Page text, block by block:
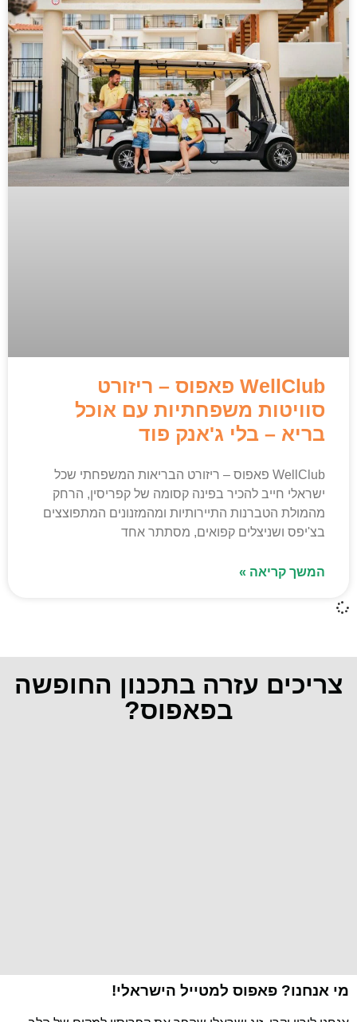
WellClub פאפוס – ריזורט
סוויטות משפחתיות עם אוכל
בריא – בלי ג'אנק פוד
WellClub פאפוס – ריזורט הבריאות המשפחתי שכל
ישראלי חייב להכיר בפינה קסומה של קפריסין, הרחק
מהמולת הטברנות התיירותיות ומהמזנונים המתפוצצים
בצ'יפס ושניצלים קפואים, מסתתר אחד
המשך קריאה »
צריכים עזרה בתכנון החופשה
בפאפוס?
מי אנחנו? פאפוס למטייל הישראלי!